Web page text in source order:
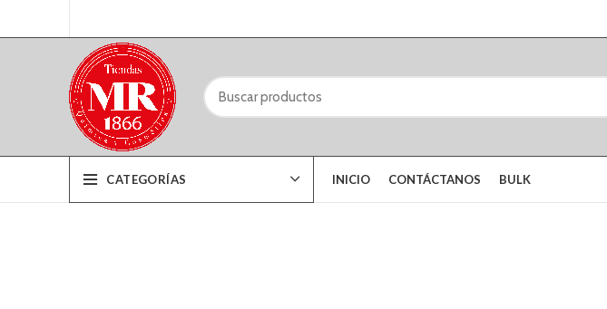
CATEGORÍAS INICIO CONTÁCTANOS BULK